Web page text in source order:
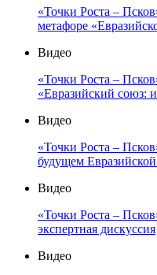
«Точки Роста –
метафоре
Видео
«Точки Роста –
«Евразийский союз:
Видео
«Точки Роста –
будущем
Видео
«Точки Роста –
экспертная дискуссия
Видео